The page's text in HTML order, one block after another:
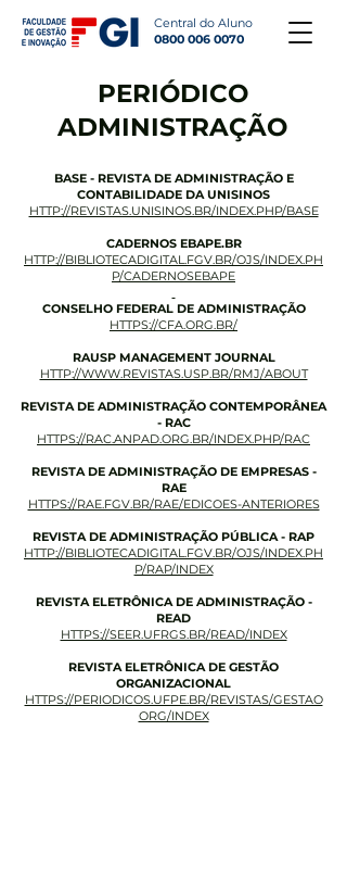
Central do Aluno
0800 006 0070
PERIÓDICO
ADMINISTRAÇÃO
BASE - REVISTA DE ADMINISTRAÇÃO E
CONTABILIDADE DA UNISINOS
HTTP://REVISTAS.UNISINOS.BR/INDEX.PHP/BASE
CADERNOS EBAPE.BR
HTTP://BIBLIOTECADIGITAL.FGV.BR/OJS/INDEX.PH
P/CADERNOSEBAPE
CONSELHO FEDERAL DE ADMINISTRAÇÃO
HTTPS://CFA.ORG.BR/
RAUSP MANAGEMENT JOURNAL
HTTP://WWW.REVISTAS.USP.BR/RMJ/ABOUT
REVISTA DE ADMINISTRAÇÃO CONTEMPORÂNEA
- RAC
HTTPS://RAC.ANPAD.ORG.BR/INDEX.PHP/RAC
REVISTA DE ADMINISTRAÇÃO DE EMPRESAS -
RAE
HTTPS://RAE.FGV.BR/RAE/EDICOES-ANTERIORES
REVISTA DE ADMINISTRAÇÃO PÚBLICA - RAP
HTTP://BIBLIOTECADIGITAL.FGV.BR/OJS/INDEX.PH
P/RAP/INDEX
REVISTA ELETRÔNICA DE ADMINISTRAÇÃO -
READ
HTTPS://SEER.UFRGS.BR/READ/INDEX
REVISTA ELETRÔNICA DE GESTÃO
ORGANIZACIONAL
HTTPS://PERIODICOS.UFPE.BR/REVISTAS/GESTAO
ORG/INDEX